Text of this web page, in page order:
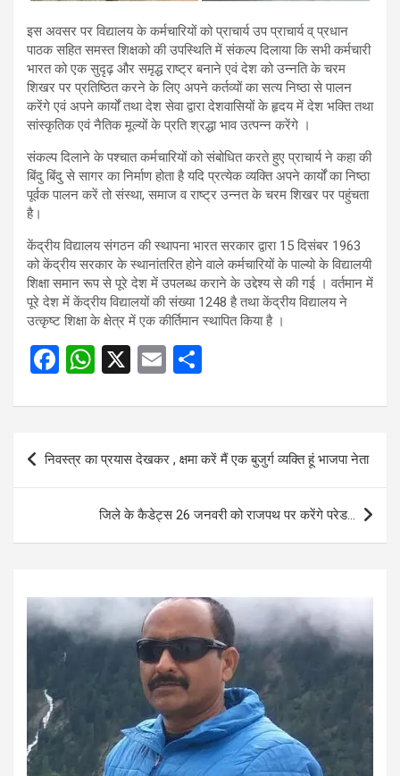
इस अवसर पर विद्यालय के कर्मचारियों को प्राचार्य उप प्राचार्य व् प्रधान
पाठक सहित समस्त शिक्षको की उपस्थिति में संकल्प दिलाया कि सभी कर्मचारी
भारत को एक सुदृढ़ और समृद्ध राष्ट्र बनाने एवं देश को उन्नति के चरम
शिखर पर प्रतिष्ठित करने के लिए अपने कर्तव्यों का सत्य निष्ठा से पालन
करेंगे एवं अपने कार्यों तथा देश सेवा द्वारा देशवासियों के हृदय में देश भक्ति तथा
सांस्कृतिक एवं नैतिक मूल्यों के प्रति श्रद्धा भाव उत्पन्न करेंगे ।
संकल्प दिलाने के पश्चात कर्मचारियों को संबोधित करते हुए प्राचार्य ने कहा की
बिंदु बिंदु से सागर का निर्माण होता है यदि प्रत्येक व्यक्ति अपने कार्यों का निष्ठा
पूर्वक पालन करें तो संस्था, समाज व राष्ट्र उन्नत के चरम शिखर पर पहुंचता
है।
केंद्रीय विद्यालय संगठन की स्थापना भारत सरकार द्वारा 15 दिसंबर 1963
को केंद्रीय सरकार के स्थानांतरित होने वाले कर्मचारियों के पाल्यो के विद्यालयी
शिक्षा समान रूप से पूरे देश में उपलब्ध कराने के उद्देश्य से की गई । वर्तमान में
पूरे देश में केंद्रीय विद्यालयों की संख्या 1248 है तथा केंद्रीय विद्यालय ने
उत्कृष्ट शिक्षा के क्षेत्र में एक कीर्तिमान स्थापित किया है ।
F
ce
o
W
at
A
p
X
E
ail ar
e
Post
navigation
निवस्त्र का प्रयास देखकर , क्षमा करें मैं एक बुजुर्ग व्यक्ति हूं भाजपा नेता
जिले के कैडेट्स 26 जनवरी को राजपथ पर करेंगे परेड…